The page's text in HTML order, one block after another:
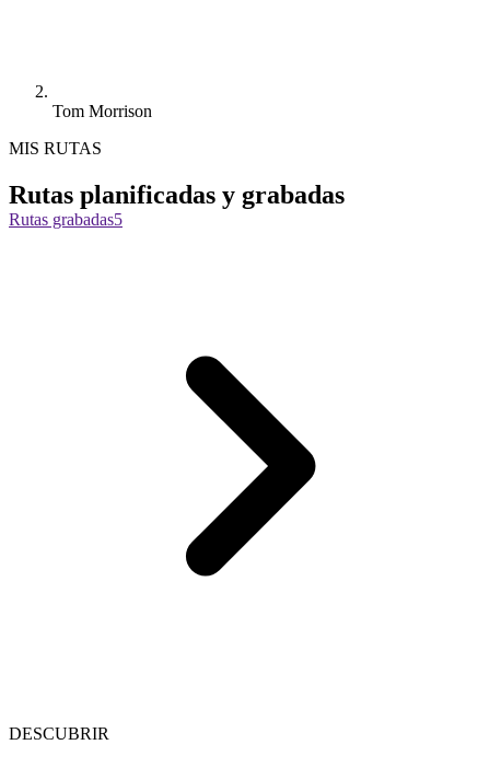
Tom Morrison
MIS RUTAS
Rutas planificadas y grabadas
Rutas grabadas5
DESCUBRIR